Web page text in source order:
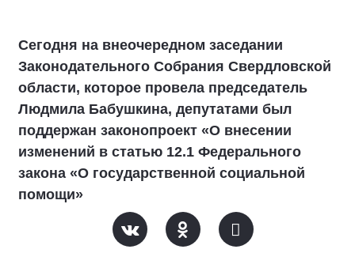
Сегодня на внеочередном заседании
Законодательного Собрания Свердловской
области, которое провела председатель
Людмила Бабушкина, депутатами был
поддержан законопроект «О внесении
изменений в статью 12.1 Федерального
закона «О государственной социальной
помощи»